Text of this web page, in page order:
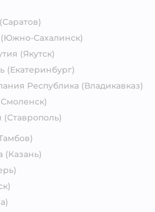
(Саратов)
(Южно-Сахалинск)
(Якутск)
(Екатеринбург)
Республика (Владикавказ)
(Ставрополь)
(Казань)